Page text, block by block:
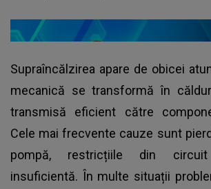
Supraîncălzirea apare de obicei
mecanică se transformă în
transmisă eficient către
Cele mai frecvente cauze sunt
pompă, restricțiile din
insuficientă. În multe situații